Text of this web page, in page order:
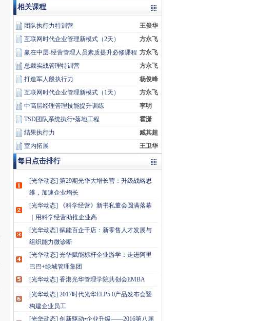
相关课程
团队执行力特训营
王俊华
互联网时代企业管理新模式（2天）
方永飞
赢在中层-经营管理人员素质提升必修课程 方永飞
总裁实战管理特训营
方永飞
打造军人般执行力
杨俊峰
互联网时代企业管理新模式（1天）
方永飞
中高层经理管理技能提升训练
李明
TSD团队系统执行•落地工程
霍潇
结果执行力
臧其超
室内拓展
王卫华
每日点击排行
[光华动态] 第29期光华大增长营：升级战略思
维，加速企业增长
[光华动态]
《科学经营》新书私董会圆满落幕
｜用科学经营助推企业高
[光华动态] 赋能百企千店：新零售人才发展与
组织能力微诊断
[光华动态] 光华赋能标杆企业游学：走进阿里
巴巴+绿城管理集团
[光华动态] 香港光华管理学院共创会EMBA
[光华动态] 2017时代光华ELP5.0产品发布会暨
构建企业员工
[光华动态] 创新驱动•企业升级——2016第八届